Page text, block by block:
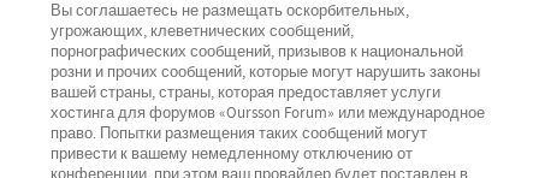
Вы соглашаетесь не размещать оскорбительных,
угрожающих, клеветнических сообщений,
порнографических сообщений, призывов к национальной
розни и прочих сообщений, которые могут нарушить законы
вашей страны, страны, которая предоставляет услуги
хостинга для форумов «Oursson Forum» или международное
право. Попытки размещения таких сообщений могут
привести к вашему немедленному отключению от